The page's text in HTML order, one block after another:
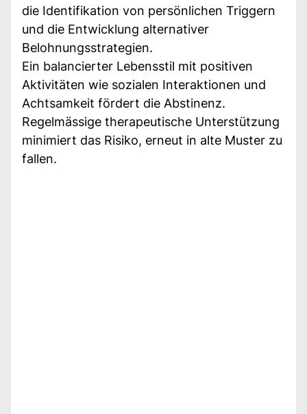
die Identifikation von persönlichen Triggern
und die Entwicklung alternativer
Belohnungsstrategien.
Ein balancierter Lebensstil mit positiven
Aktivitäten wie sozialen Interaktionen und
Achtsamkeit fördert die Abstinenz.
Regelmässige therapeutische Unterstützung
minimiert das Risiko, erneut in alte Muster zu
fallen.